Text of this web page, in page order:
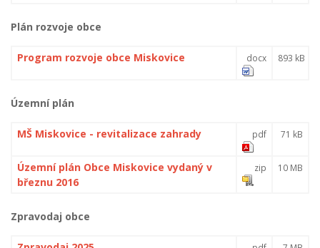
Plán rozvoje obce
Program rozvoje obce Miskovice docx 893 kB
Územní plán
MŠ Miskovice - revitalizace zahrady pdf 71 kB
Územní plán Obce Miskovice vydaný v
březnu 2016
zip 10 MB
Zpravodaj obce